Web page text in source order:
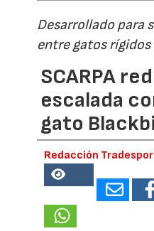
Desarrollado para
entre gatos
SCARPA
escalada
gato
Redacción
18557